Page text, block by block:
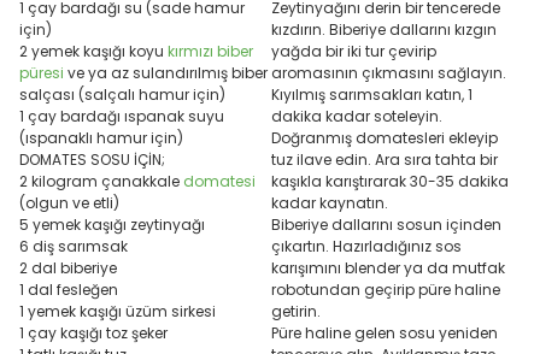
1 çay bardağı su (sade hamur
için)
2 yemek kaşığı koyu kırmızı biber
püresi ve ya az sulandırılmış biber
salçası (salçalı hamur için)
1 çay bardağı ıspanak suyu
(ıspanaklı hamur için)
DOMATES SOSU İÇİN;
2 kilogram çanakkale domatesi
(olgun ve etli)
5 yemek kaşığı zeytinyağı
6 diş sarımsak
2 dal biberiye
1 dal fesleğen
1 yemek kaşığı üzüm sirkesi
1 çay kaşığı toz şeker
Zeytinyağını derin bir tencerede
kızdırın. Biberiye dallarını kızgın
yağda bir iki tur çevirip
aromasının çıkmasını sağlayın.
Kıyılmış sarımsakları katın, 1
dakika kadar soteleyin.
Doğranmış domatesleri ekleyip
tuz ilave edin. Ara sıra tahta bir
kaşıkla karıştırarak 30-35 dakika
kadar kaynatın.
Biberiye dallarını sosun içinden
çıkartın. Hazırladığınız sos
karışımını blender ya da mutfak
robotundan geçirip püre haline
getirin.
Püre haline gelen sosu yeniden